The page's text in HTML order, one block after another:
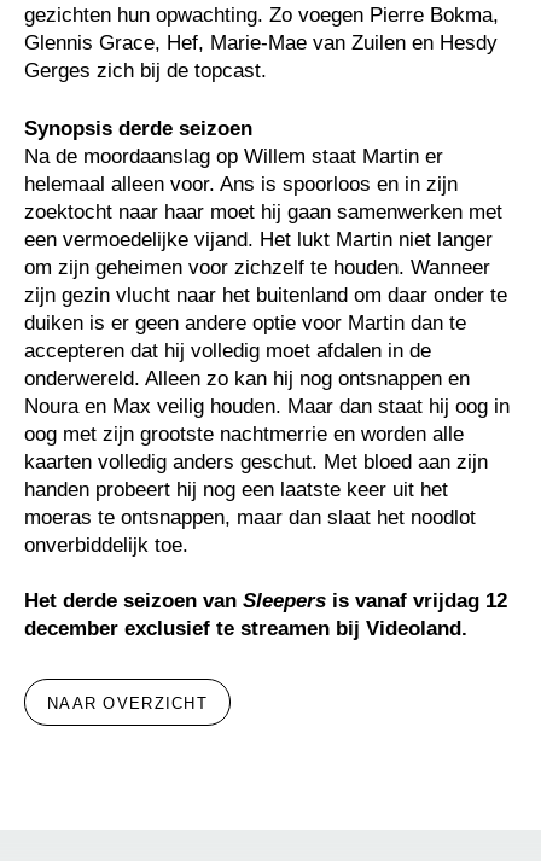
gezichten hun opwachting. Zo voegen Pierre Bokma,
Glennis Grace, Hef, Marie-Mae van Zuilen en Hesdy
Gerges zich bij de topcast.
Synopsis derde seizoen
Na de moordaanslag op Willem staat Martin er
helemaal alleen voor. Ans is spoorloos en in zijn
zoektocht naar haar moet hij gaan samenwerken met
een vermoedelijke vijand. Het lukt Martin niet langer
om zijn geheimen voor zichzelf te houden. Wanneer
zijn gezin vlucht naar het buitenland om daar onder te
duiken is er geen andere optie voor Martin dan te
accepteren dat hij volledig moet afdalen in de
onderwereld. Alleen zo kan hij nog ontsnappen en
Noura en Max veilig houden. Maar dan staat hij oog in
oog met zijn grootste nachtmerrie en worden alle
kaarten volledig anders geschut. Met bloed aan zijn
handen probeert hij nog een laatste keer uit het
moeras te ontsnappen, maar dan slaat het noodlot
onverbiddelijk toe.
Het derde seizoen van Sleepers is vanaf vrijdag 12
december exclusief te streamen bij Videoland.
NAAR OVERZICHT